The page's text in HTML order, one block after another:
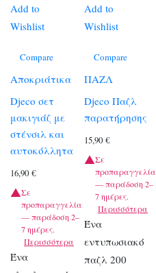
Add to
Wishlist
Compare
Αποκριάτικα
Djeco σετ
μακιγιάζ με
στένσιλ και
αυτοκόλλητα
16,90 €
Σε
προπαραγγελία
— παράδοση 2–
7 ημέρες.
Περισσότερα
Ένα
Add to
Wishlist
Compare
ΠΑΖΛ
Djeco Παζλ
παρατήρησης
15,90€
Σε
προπαραγγελία
— παράδοση 2–
7 ημέρες.
Περισσότερα
Ένα
εντυπωσιακό
παζλ 200